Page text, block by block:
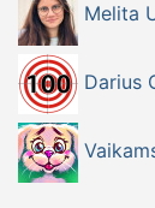
Melita
Darius